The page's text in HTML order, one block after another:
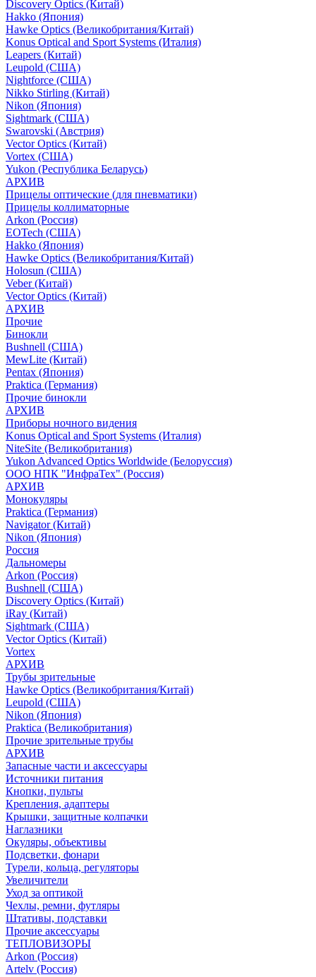
Discovery Optics (Китай)
Hakko (Япония)
Hawke Optics (Великобритания/Китай)
Konus Optical and Sport Systems (Италия)
Leapers (Китай)
Leupold (США)
Nightforce (США)
Nikko Stirling (Китай)
Nikon (Япония)
Sightmark (США)
Swarovski (Австрия)
Vector Optics (Китай)
Vortex (США)
Yukon (Республика Беларусь)
АРХИВ
Прицелы оптические (для пневматики)
Прицелы коллиматорные
Arkon (Россия)
EOTech (США)
Hakko (Япония)
Hawke Optics (Великобритания/Китай)
Holosun (США)
Veber (Китай)
Vector Optics (Китай)
АРХИВ
Прочие
Бинокли
Bushnell (США)
MewLite (Китай)
Pentax (Япония)
Praktica (Германия)
Прочие бинокли
АРХИВ
Приборы ночного видения
Konus Optical and Sport Systems (Италия)
NiteSite (Великобритания)
Yukon Advanced Optics Worldwide (Белоруссия)
ООО НПК "ИнфраТех" (Россия)
АРХИВ
Монокуляры
Praktica (Германия)
Navigator (Китай)
Nikon (Япония)
Россия
Дальномеры
Arkon (Россия)
Bushnell (США)
Discovery Optics (Китай)
iRay (Китай)
Sightmark (США)
Vector Optics (Китай)
Vortex
АРХИВ
Трубы зрительные
Hawke Optics (Великобритания/Китай)
Leupold (США)
Nikon (Япония)
Praktica (Великобритания)
Прочие зрительные трубы
АРХИВ
Запасные части и аксессуары
Источники питания
Кнопки, пульты
Крепления, адаптеры
Крышки, защитные колпачки
Наглазники
Окуляры, объективы
Подсветки, фонари
Турели, кольца, регуляторы
Увеличители
Уход за оптикой
Чехлы, ремни, футляры
Штативы, подставки
Прочие аксессуары
ТЕПЛОВИЗОРЫ
Arkon (Россия)
Artelv (Россия)